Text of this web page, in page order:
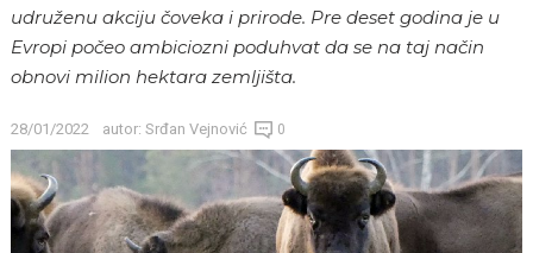
udruženu akciju čoveka i prirode. Pre deset godina je u
Evropi počeo ambiciozni poduhvat da se na taj način
obnovi milion hektara zemljišta.
28/01/2022 autor: Srđan Vejnović 0